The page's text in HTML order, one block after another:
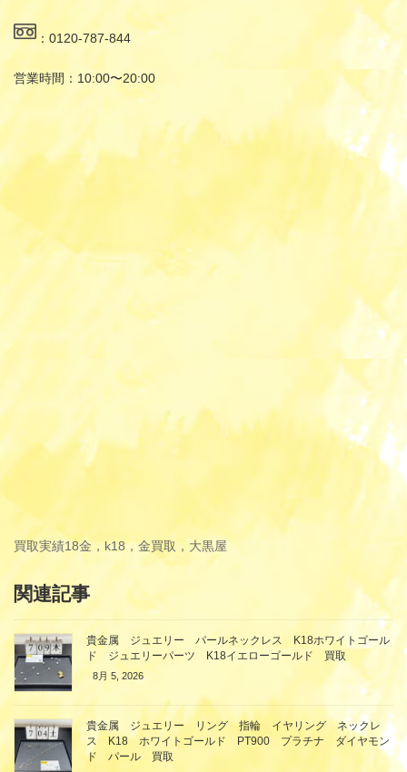
：0120-787-844
営業時間：10:00〜20:00
買取実績18金，k18，金買取，大黒屋
関連記事
貴金属 ジュエリー パールネックレス K18ホワイトゴール
ド ジュエリーパーツ K18イエローゴールド 買取
8月 5, 2026
貴金属 ジュエリー リング 指輪 イヤリング ネックレ
ス K18 ホワイトゴールド PT900 プラチナ ダイヤモン
ド パール 買取